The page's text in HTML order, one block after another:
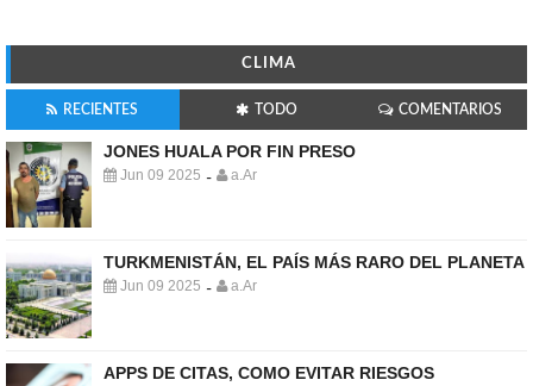
CLIMA
RECIENTES TODO COMENTARIOS
JONES HUALA POR FIN PRESO
Jun 09 2025 - a.Ar
TURKMENISTÁN, EL PAÍS MÁS RARO DEL PLANETA
Jun 09 2025 - a.Ar
APPS DE CITAS, COMO EVITAR RIESGOS